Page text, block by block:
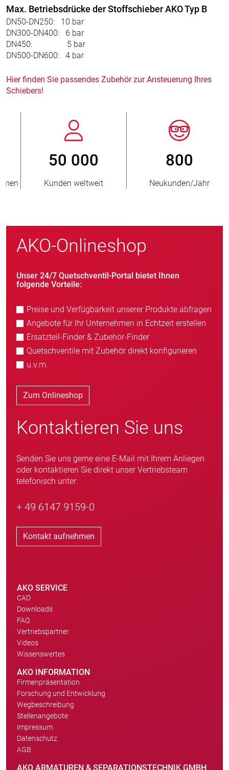
Max. Betriebsdrücke der Stoffschieber AKO Typ B
DN50-DN250: 10 bar
DN300-DN400: 6 bar
DN450: 5 bar
DN500-DN600: 4 bar
Hier finden Sie passendes Zubehör zur Ansteuerung Ihres
Schiebers!
800
Neukunden/Jahr
> 3 500 000
verkaufte Einheiten
AKO-Onlineshop
Unser 24/7 Quetschventil-Portal bietet Ihnen
folgende Vorteile:
Preise und Verfügbarkeit unserer Produkte abfragen
Angebote für Ihr Unternehmen in Echtzeit erstellen
Ersatzteil-Finder & Zubehör-Finder
Quetschventile mit Zubehör direkt konfigurieren
u.v.m.
Zum Onlineshop
Kontaktieren Sie uns
Senden Sie uns gerne eine E-Mail mit Ihrem Anliegen
oder kontaktieren Sie direkt unser Vertriebsteam
telefonisch unter:
+ 49 6147 9159-0
Kontakt aufnehmen
AKO SERVICE
CAD
Downloads
FAQ
Vertriebspartner
Videos
Wissenswertes
AKO INFORMATION
Firmenpräsentation
Forschung und Entwicklung
Wegbeschreibung
Stellenangebote
Impressum
Datenschutz
AGB
AKO ARMATUREN & SEPARATIONSTECHNIK GMBH